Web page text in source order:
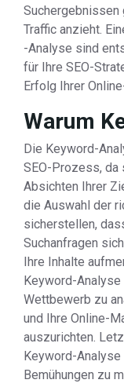
Traffic anzieht.
-Analyse sind
für Ihre SEO-
Erfolg Ihrer
Warum
Die Keyword-
SEO-Prozess, da
Absichten Ihrer
die Auswahl der
sicherstellen,
Suchanfragen
Ihre Inhalte
Keyword-Analyse
Wettbewerb zu
und Ihre Online-
auszurichten.
Keyword-
Bemühungen zu